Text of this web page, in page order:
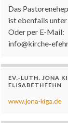
Das
ist ebenfalls
Oder per E-Mail:
info@kirche-
EV.-LUTH. JONA
ELISABETHFEHN
www.jona-kiga.de